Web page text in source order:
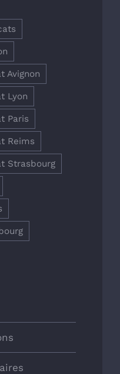
Avignon
Lyon
Paris
Reims
Strasbourg